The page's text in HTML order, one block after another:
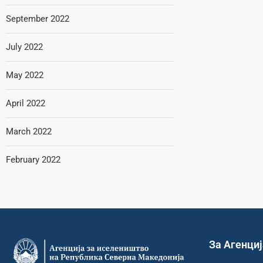
September 2022
July 2022
May 2022
April 2022
March 2022
February 2022
За